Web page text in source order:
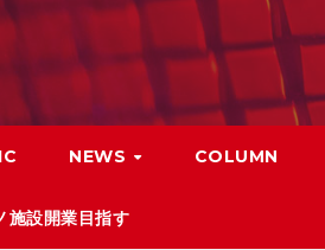
NEWS COLUMN
設開業目指す